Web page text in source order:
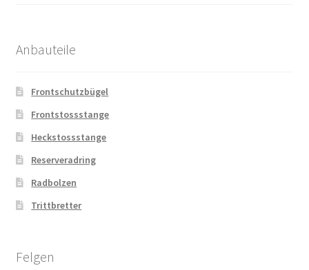
Anbauteile
Frontschutzbügel
Frontstossstange
Heckstossstange
Reserveradring
Radbolzen
Trittbretter
Felgen